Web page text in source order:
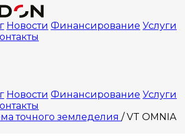
Новости Финансирование Услуги
Новости Финансирование Услуги
точного земледелия / VT OMNIA